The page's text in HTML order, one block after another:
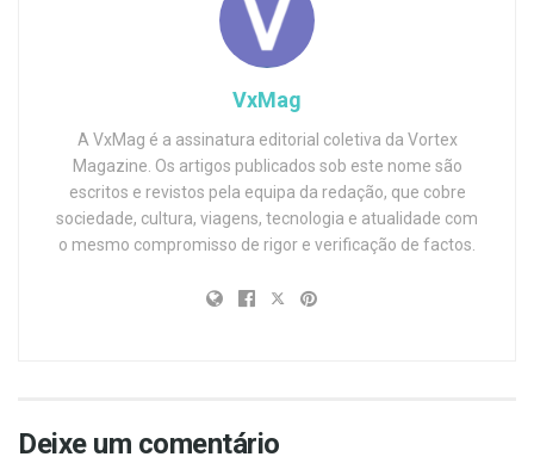
VxMag
A VxMag é a assinatura editorial coletiva da Vortex
Magazine. Os artigos publicados sob este nome são
escritos e revistos pela equipa da redação, que cobre
sociedade, cultura, viagens, tecnologia e atualidade com
o mesmo compromisso de rigor e verificação de factos.
Deixe um comentário